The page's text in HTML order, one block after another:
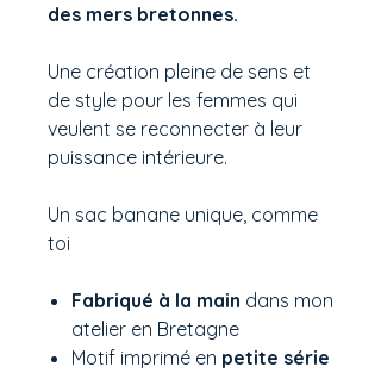
des mers bretonnes.
Une création pleine de sens et
de style pour les femmes qui
veulent se reconnecter à leur
puissance intérieure.
Un sac banane unique, comme
toi
Fabriqué à la main dans mon
atelier en Bretagne
Motif imprimé en petite série